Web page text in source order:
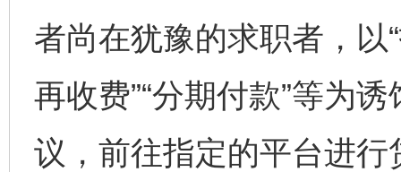
者尚在犹豫的求职者，以
再收费”“分期付款”等为
议，前往指定的平台进行